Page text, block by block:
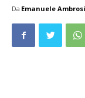
Da Emanuele